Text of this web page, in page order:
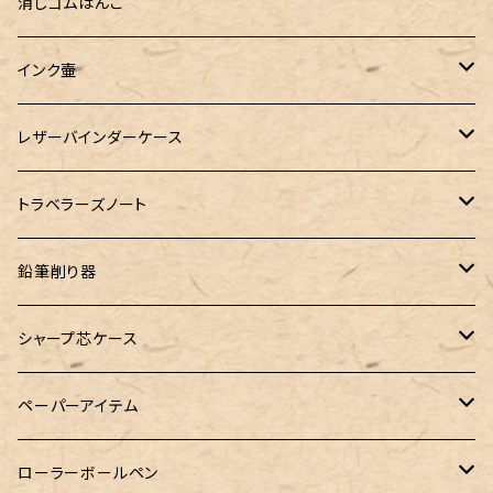
LAMY（ラミー）
フェリスホイールプレス
大西製作所
染色カクノ
TWSBI（ツイスビー）
Ystudio（ワイスタジオ）
Nahvalur(ナーヴァル)
100% Pencillest 真鍮ペン
フェリスホイールプレス
BENJA メノルカペン
Fisher（フィッシャー）
HUGO BOSS（ヒューゴボス）
Sheaffer（シェーファー）
マーベラスウッド
ガルフストリーム
NAGASAWA（ナガサワ）
PILOT（パイロット）
アシュフォード
スリップオン
Kaweco（カヴェコ）
Ystudio（ワイスタジオ）
寺西化学工業
ガラス工房 LUC
ガラス工房 SAYORI
GLASS STUDIO しなぷす
アトリグラス
エルバン
ゆらめくink
色彩雫
フェリスホイールプレス
10mlインク
20mlインク
コラボレーションインク
Pelican
インクガチャ
PLATINUM（プラチナ）
ST Draft 短軸
ST Draft 全軸
マーベラスウッド
バディ
マーベラスシャープ
カヴェコ
カランダッシュ
ロットリング
プラチナ
早川式繰出鉛筆
三菱鉛筆
クルトガ ウッド
ぺんてる
ラダイト
Ruk (ルカ)
LOGステーショナリー
ミニ5サイズ
ミニ6サイズ
ダヴィンチ ロロマクラシック
ファイロファックス
アシュフォード
インク壷
白石ガラス工房
フェリスホイールプレス
レザーバインダーケース
PLOTTER
トラベラーズノート
スターターキット
リフィル・カスタマイズパーツ
鉛筆削り器
コヒノール
シャープ芯ケース
Ystudio（ワイスタジオ）
ラダイト
ペーパーアイテム
ヌルリフィル
ローラーボールペン